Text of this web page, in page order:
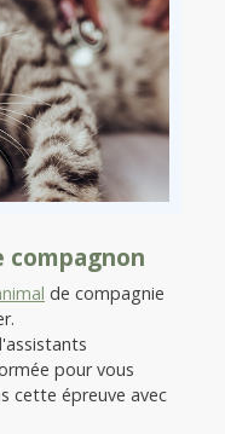
compagnon
de compagnie
pour vous
cette épreuve avec